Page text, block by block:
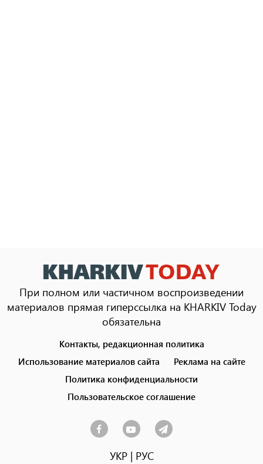
При полном или частичном воспроизведении
материалов прямая гиперссылка на KHARKIV Today
обязательна
menu
Контакты, редакционная политика
Использование материалов сайта
Реклама на сайте
Политика конфиденциальности
Пользовательское соглашение
УКР| РУС